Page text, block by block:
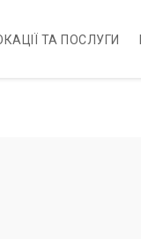
ТА ПОСЛУГИ